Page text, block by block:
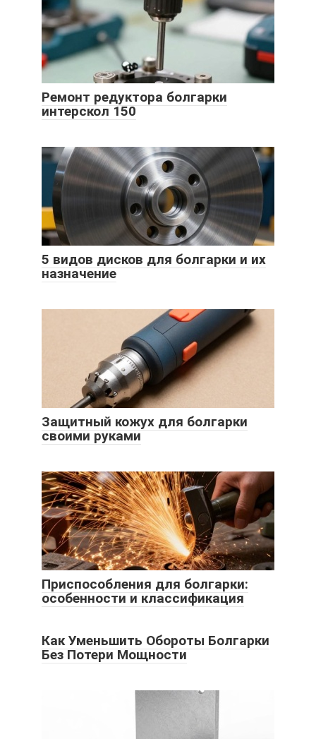
Ремонт редуктора болгарки
интерскол 150
5 видов дисков для болгарки и их
назначение
Защитный кожух для болгарки
своими руками
Приспособления для болгарки:
особенности и классификация
Как Уменьшить Обороты Болгарки
Без Потери Мощности